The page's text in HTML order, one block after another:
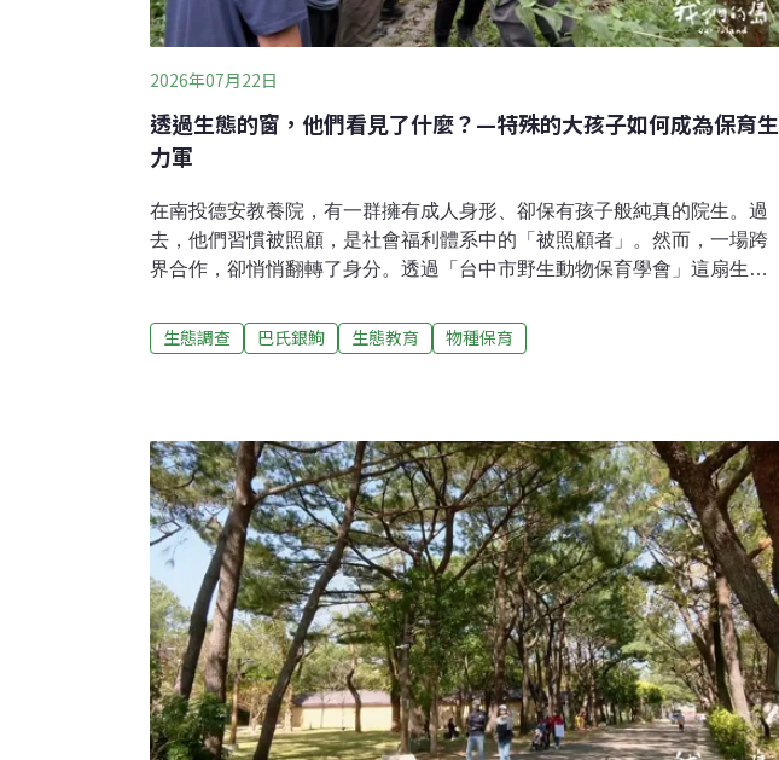
2026年07月22日
透過生態的窗，他們看見了什麼？—特殊的大孩子如何成為保育生
力軍
在南投德安教養院，有一群擁有成人身形、卻保有孩子般純真的院生。過
去，他們習慣被照顧，是社會福利體系中的「被照顧者」。然而，一場跨
界合作，卻悄悄翻轉了身分。透過「台中市野生動物保育學會」這扇生態
工作中找到了自我價值，成為不可或缺的保育生力軍。這份緣分始於多年
前，德安教養院與台中市野生動物保育學會展開合作。起初，學會將一些
巴氏銀鮈和青鱂魚。照養過程中認識物種 學習生命的課題巴氏銀鮈在2009
年被列為一級保育類動物，在台灣淡水魚紅皮書中，2017年被列入國家極
危的物種。青鱂魚原本普遍分布在低海拔的水稻田、埤塘，因為環境破壞
與外來種入侵，目前野外的數量也很稀少。院生例行的清理藻類、放置蝦
籠監測等工作，背後隱藏
生態調查 巴氏銀鮈 生態教育 物種保育